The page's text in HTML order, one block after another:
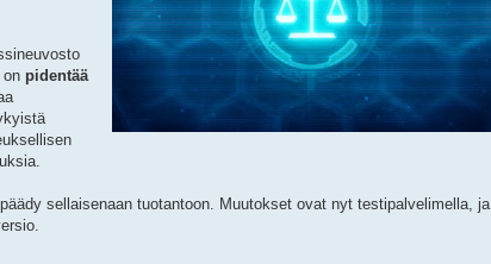
on pidentää
sellaisenaan tuotantoon. Muutokset ovat nyt testipalvelimella, ja